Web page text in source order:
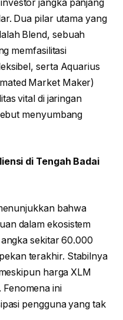
jangka panjang
Dua pilar utama yang
Blend, sebuah
memfasilitasi
serta Aquarius
Market Maker)
vital di jaringan
menyumbang
di Tengah Badai
bahwa
dalam ekosistem
sekitar 60.000
terakhir. Stabilnya
harga XLM
ini
pengguna yang tak